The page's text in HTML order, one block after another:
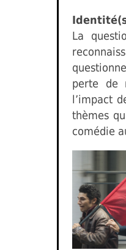
La
perte de
l’impact
thèmes
comédie